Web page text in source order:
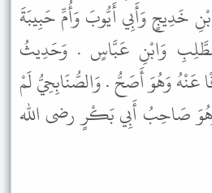
خَدِيجٍ وَأَبِي أَيُّوبَ وَأُمِّ حَبِيبَةَ
وَابْنِ عَبَّاسٍ . وَحَدِيثُ
عَنْهُ وَهُوَ أَصَحُّ . وَالصُّنَابِحِيُّ لَمْ
صَاحِبُ أَبِي بَكْرٍ رضى الله